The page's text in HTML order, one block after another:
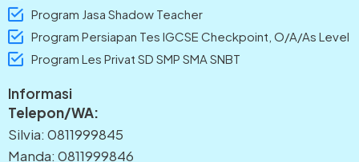
Program Jasa Shadow Teacher
Program Persiapan Tes IGCSE Checkpoint, O/A/As Level
Program Les Privat SD SMP SMA SNBT
Informasi
Telepon/WA:
Silvia: 0811999845
Manda: 0811999846